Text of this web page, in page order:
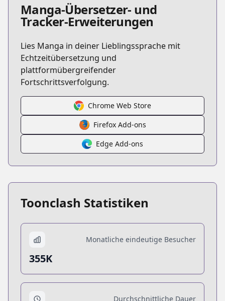
Manga-Übersetzer- und
Tracker-Erweiterungen
Lies Manga in deiner Lieblingssprache mit
Echtzeitübersetzung und
plattformübergreifender
Fortschrittsverfolgung.
Chrome Web Store
Firefox Add-ons
Edge Add-ons
Toonclash Statistiken
Monatliche eindeutige Besucher
355K
Durchschnittliche Dauer